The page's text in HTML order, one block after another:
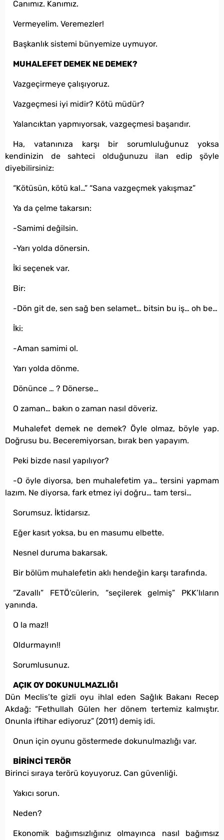
Canımız. Kanımız.
Vermeyelim. Veremezler!
Başkanlık sistemi bünyemize uymuyor.
MUHALEFET DEMEK NE DEMEK?
Vazgeçirmeye çalışıyoruz.
Vazgeçmesi iyi midir? Kötü müdür?
Yalancıktan yapmıyorsak, vazgeçmesi başarıdır.
Ha, vatanınıza karşı bir sorumluluğunuz yoksa
kendinizin de sahteci olduğunuzu ilan edip şöyle
diyebilirsiniz:
“Kötüsün, kötü kal…” “Sana vazgeçmek yakışmaz”
Ya da çelme takarsın:
-Samimi değilsin.
-Yarı yolda dönersin.
İki seçenek var.
Bir:
-Dön git de, sen sağ ben selamet… bitsin bu iş… oh be…
İki:
-Aman samimi ol.
Yarı yolda dönme.
Dönünce … ? Dönerse…
O zaman… bakın o zaman nasıl döveriz.
Muhalefet demek ne demek? Öyle olmaz, böyle yap.
Doğrusu bu. Beceremiyorsan, bırak ben yapayım.
Peki bizde nasıl yapılıyor?
-O öyle diyorsa, ben muhalefetim ya… tersini yapmam
lazım. Ne diyorsa, fark etmez iyi doğru… tam tersi…
Sorumsuz. İktidarsız.
Eğer kasıt yoksa, bu en masumu elbette.
Nesnel duruma bakarsak.
Bir bölüm muhalefetin aklı hendeğin karşı tarafında.
“Zavallı” FETÖ’cülerin, “seçilerek gelmiş” PKK’lıların
yanında.
O la maz!!
Oldurmayın!!
Sorumlusunuz.
AÇIK OY DOKUNULMAZLIĞI
Dün Meclis’te gizli oyu ihlal eden Sağlık Bakanı Recep
Akdağ: “Fethullah Gülen her dönem tertemiz kalmıştır.
Onunla iftihar ediyoruz” (2011) demiş idi.
Onun için oyunu göstermede dokunulmazlığı var.
BİRİNCİ TERÖR
Birinci sıraya terörü koyuyoruz. Can güvenliği.
Yakıcı sorun.
Neden?
Ekonomik bağımsızlığınız olmayınca nasıl bağımsız